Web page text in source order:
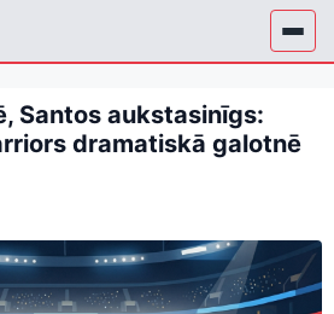
Santos aukstasinīgs:
dramatiskā galotnē